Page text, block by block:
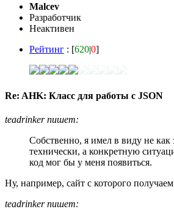
Malcev
Разработчик
Неактивен
Рейтинг : [620|0]
Re: AHK: Класс для работы с JSON
teadrinker пишет:
Собственно, я имел в виду не как
технически, а конкретную
код мог бы у меня появиться.
Ну, например, сайт с которого
teadrinker пишет: